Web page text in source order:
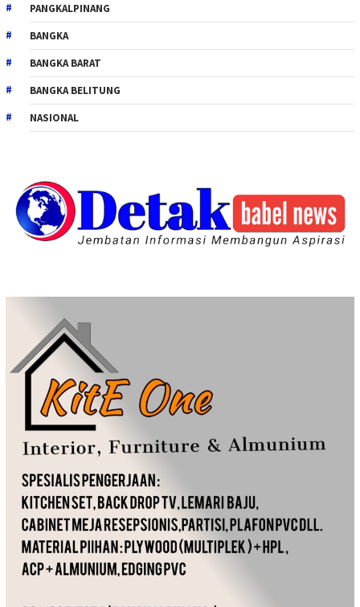
PANGKALPINANG
BANGKA
BANGKA BARAT
BANGKA BELITUNG
NASIONAL